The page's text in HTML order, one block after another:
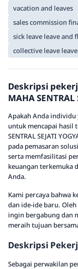
vacation and leaves
sales commission
sick leave leave and
collective leave
Deskripsi
MAHA SENTRAL
Apakah Anda
untuk mencapai hasil
SENTRAL SEJATI
pada pemasaran
serta memfasilitasi
keuangan terkemuka
Anda.
Kami percaya bahwa
dan ide-ide baru.
ingin bergabung dan
meraih tujuan
Deskripsi
Sebagai perwakilan